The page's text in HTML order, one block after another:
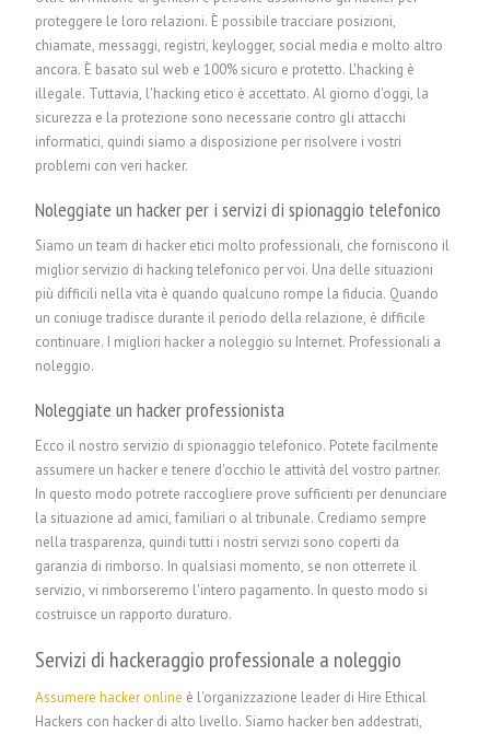
proteggere le loro relazioni. È possibile tracciare posizioni,
chiamate, messaggi, registri, keylogger, social media e molto altro
ancora. È basato sul web e 100% sicuro e protetto. L'hacking è
illegale. Tuttavia, l'hacking etico è accettato. Al giorno d'oggi, la
sicurezza e la protezione sono necessarie contro gli attacchi
informatici, quindi siamo a disposizione per risolvere i vostri
problemi con veri hacker.
Noleggiate un hacker per i servizi di spionaggio telefonico
Siamo un team di hacker etici molto professionali, che forniscono il
miglior servizio di hacking telefonico per voi. Una delle situazioni
più difficili nella vita è quando qualcuno rompe la fiducia. Quando
un coniuge tradisce durante il periodo della relazione, è difficile
continuare. I migliori hacker a noleggio su Internet. Professionali a
noleggio.
Noleggiate un hacker professionista
Ecco il nostro servizio di spionaggio telefonico. Potete facilmente
assumere un hacker e tenere d'occhio le attività del vostro partner.
In questo modo potrete raccogliere prove sufficienti per denunciare
la situazione ad amici, familiari o al tribunale. Crediamo sempre
nella trasparenza, quindi tutti i nostri servizi sono coperti da
garanzia di rimborso. In qualsiasi momento, se non otterrete il
servizio, vi rimborseremo l'intero pagamento. In questo modo si
costruisce un rapporto duraturo.
Servizi di hackeraggio professionale a noleggio
Assumere hacker online è l'organizzazione leader di Hire Ethical
Hackers con hacker di alto livello. Siamo hacker ben addestrati,